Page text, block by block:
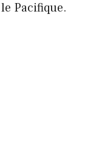
Pacifique.